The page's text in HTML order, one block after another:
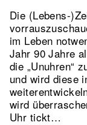
Die (Lebens-
im Leben
Jahr 90 Jahre
die „Unuhren“
und wird diese
wird
Uhr tickt…